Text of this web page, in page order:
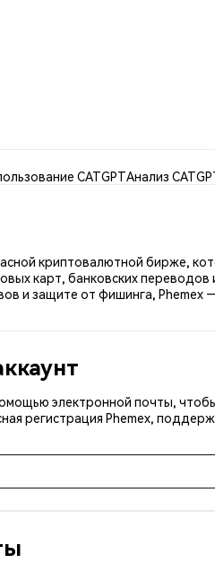
CATGPTАнализ
криптовалютной бирже,
карт, банковских
и защите от фишинга,
электронной почты,
регистрация Phemex,